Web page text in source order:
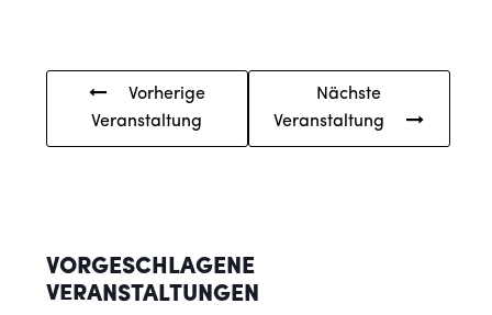
Vorherige
Veranstaltung
Nächste
Veranstaltung
VORGESCHLAGENE
VERANSTALTUNGEN